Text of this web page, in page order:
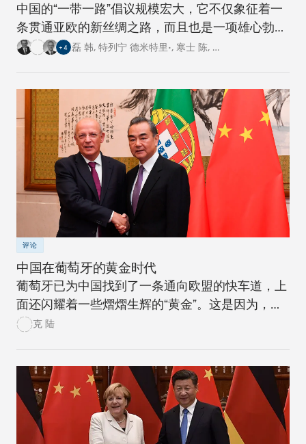
中国的“一带一路”倡议规模宏大，它不仅象征着一
条贯通亚欧的新丝绸之路，而且也是一项雄心勃勃
的跨国基础设施建设工程。对此，卡内基四个研究
+4 磊 韩, 特列宁 德米特里•, 寒士 陈, …
评论
中国在葡萄牙的黄金时代
葡萄牙已为中国找到了一条通向欧盟的快车道，上
面还闪耀着一些熠熠生辉的“黄金”。这是因为，葡
萄牙目前在中国的欧盟地缘经济战略中占据核心地
克 陆